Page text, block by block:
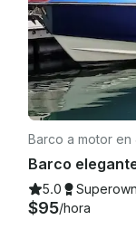
Barco a motor en
5.0
$95/hora